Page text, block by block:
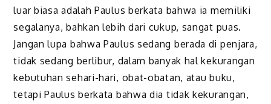
luar biasa adalah Paulus berkata bahwa ia memiliki
segalanya, bahkan lebih dari cukup, sangat puas.
Jangan lupa bahwa Paulus sedang berada di penjara,
tidak sedang berlibur, dalam banyak hal kekurangan
kebutuhan sehari-hari, obat-obatan, atau buku,
tetapi Paulus berkata bahwa dia tidak kekurangan,